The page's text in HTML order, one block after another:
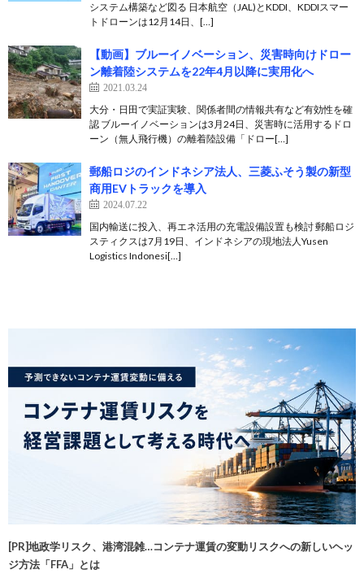
システム構築など図る 日本航空（JAL)とKDDI、KDDIスマー
トドローンは12月14日、[…]
【動画】ブルーイノベーション、災害時向けドロー
ン離着陸システムを22年4月以降に実用化へ
2021.03.24
大分・日田で実証実験、関係者間の情報共有など有効性を確
認 ブルーイノベーションは3月24日、災害時に活用するドロ
ーン（無人飛行機）の離着陸設備「ドロー[…]
郵船ロジのインドネシア法人、三菱ふそう製の新型
商用EVトラックを導入
2024.07.22
国内輸送に投入、再エネ活用の充電設備設置も検討 郵船ロジ
スティクスは7月19日、インドネシアの現地法人Yusen
Logistics Indonesi[…]
[PR]地政学リスク、港湾混雑…コンテナ運賃の変動リスクへの新しいヘッ
ジ方法「FFA」とは